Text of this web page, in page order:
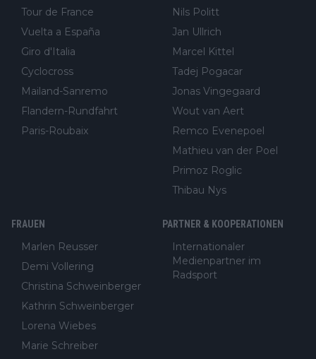
ein.
Tour de France
Vuelta a España
Giro d'Italia
Cyclocross
Mailand-Sanremo
Flandern-Rundfahrt
Paris-Roubaix
Nils Politt
Jan Ullrich
Marcel Kittel
Tadej Pogacar
Jonas Vingegaard
Wout van Aert
Remco Evenepoel
Mathieu van der Poel
Primoz Roglic
Thibau Nys
FRAUEN
Marlen Reusser
Demi Vollering
Christina Schweinberger
Kathrin Schweinberger
Lorena Wiebes
Marie Schreiber
PARTNER & KOOPERATIONEN
Internationaler
Medienpartner im
Radsport